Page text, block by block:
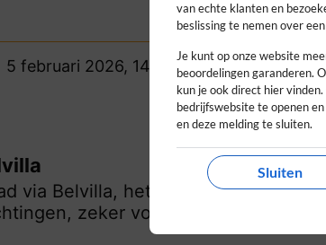
5 februari 2026, 14:30
via Belvilla, het boeken ging
zeker voor herhaling vatbaar!
van echte klanten en
beslissing te nemen over
Je kunt op onze website
beoordelingen garanderen.
kun je ook direct hier
bedrijfswebsite te openen
en deze melding te sluiten.
Sluiten